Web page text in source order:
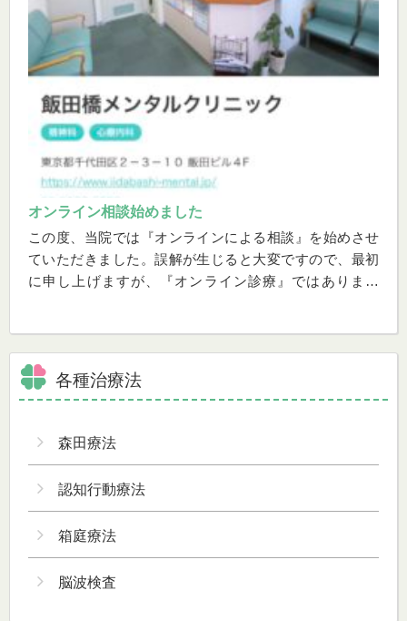
オンライン相談始めました
この度、当院では『オンラインによる相談』を始めさせ
ていただきました。誤解が生じると大変ですので、最初
に申し上げますが、『オンライン診療』ではありませ
各種治療法
森田療法
認知行動療法
箱庭療法
脳波検査